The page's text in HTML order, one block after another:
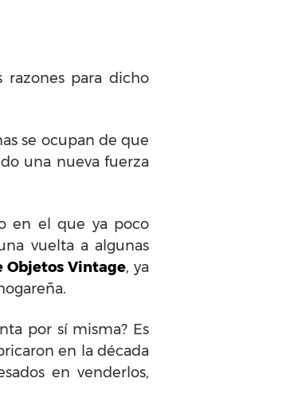
para dicho
se ocupan de que
una nueva fuerza
en el que ya poco
vuelta a algunas
Objetos Vintage, ya
por sí misma? Es
en la década
en venderlos,